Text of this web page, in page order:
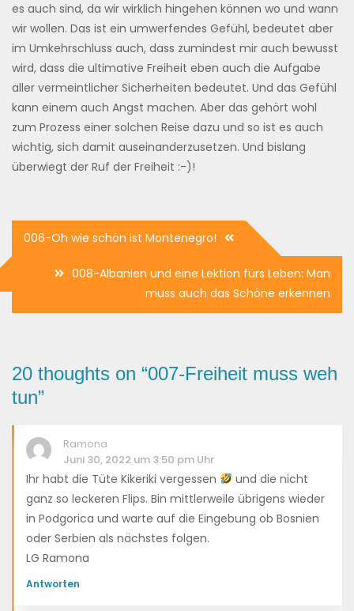
es auch sind, da wir wirklich hingehen können wo und wann
wir wollen. Das ist ein umwerfendes Gefühl, bedeutet aber
im Umkehrschluss auch, dass zumindest mir auch bewusst
wird, dass die ultimative Freiheit eben auch die Aufgabe
aller vermeintlicher Sicherheiten bedeutet. Und das Gefühl
kann einem auch Angst machen. Aber das gehört wohl
zum Prozess einer solchen Reise dazu und so ist es auch
wichtig, sich damit auseinanderzusetzen. Und bislang
überwiegt der Ruf der Freiheit :-)!
Beitrags-
Navigation
006-Oh wie schön ist Montenegro!
008-Albanien und eine Lektion fürs Leben: Man
muss auch das Schöne erkennen
20 thoughts on “007-Freiheit muss weh
tun”
Ramona
Juni 30, 2022 um 3:50 pm Uhr
Ihr habt die Tüte Kikeriki vergessen
und die nicht
ganz so leckeren Flips. Bin mittlerweile übrigens wieder
in Podgorica und warte auf die Eingebung ob Bosnien
oder Serbien als nächstes folgen.
LG Ramona
Antworten